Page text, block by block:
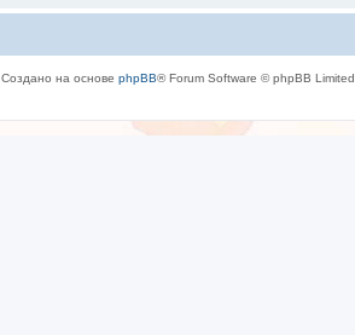
Создано на основе phpBB® Forum Software © phpBB Limited